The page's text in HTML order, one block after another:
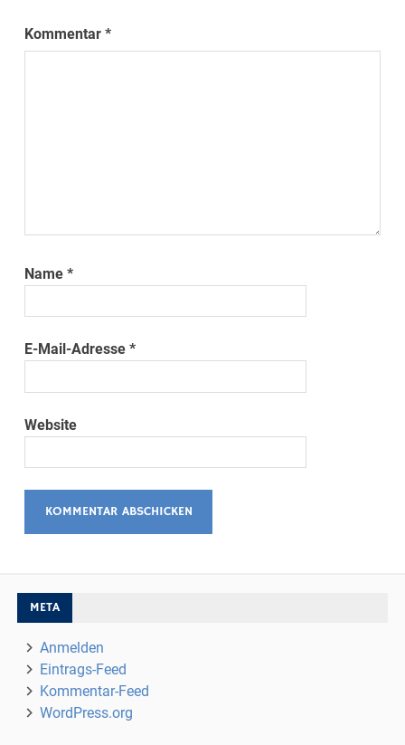
Kommentar*
Name*
E-Mail-Adresse*
Website
META
Anmelden
Eintrags-Feed
Kommentar-Feed
WordPress.org